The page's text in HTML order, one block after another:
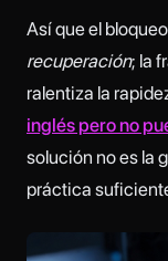
Así que el
recuperación; la
ralentiza la
inglés pero no
solución no es la
práctica